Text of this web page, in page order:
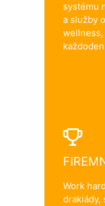
systému
a služby
Work
drakiády,